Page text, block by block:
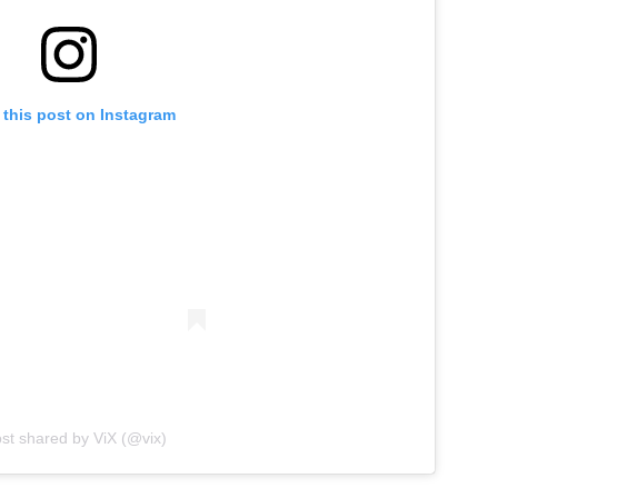
this post on Instagram
shared by ViX (@vix)